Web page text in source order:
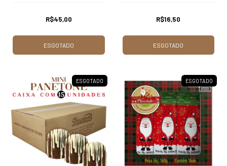
R$45,00
ESGOTADO
R$16,50
ESGOTADO
ESGOTADO ESGOTADO